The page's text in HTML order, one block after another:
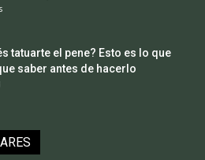
tatuarte el pene? Esto es lo que
saber antes de hacerlo